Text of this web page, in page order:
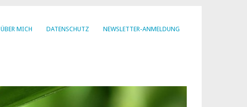
ÜBER MICH DATENSCHUTZ NEWSLETTER-ANMELDUNG